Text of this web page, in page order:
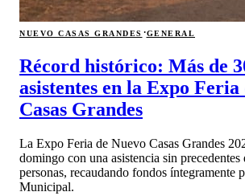
NUEVO CASAS GRANDES ·GENERAL
Récord histórico: Más de
asistentes en la Expo Feria
Casas Grandes
La Expo Feria de Nuevo Casas Grandes
domingo con una asistencia sin precedentes
personas, recaudando fondos íntegramente
Municipal.